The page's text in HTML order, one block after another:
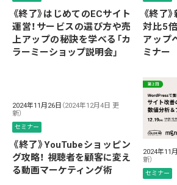
《終了》はじめてのECサイト
運営！サービスの選び方や売
上アップの秘訣を学べる「カ
ラーミーショップ説明会」
《終了
対比5
アップ
ミナー
2024年11月26日 （2024年12月4日 更
新）
セミナー
《終了》YouTubeショッピン
グ攻略！ 視聴者を顧客に変え
る動画マーケティング術
2024年11
新）
セミナー